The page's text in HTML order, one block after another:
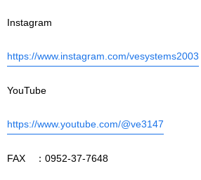
Instagram
https://www.instagram.com/vesystems2003
YouTube
https://www.youtube.com/@ve3147
FAX ：0952-37-7648